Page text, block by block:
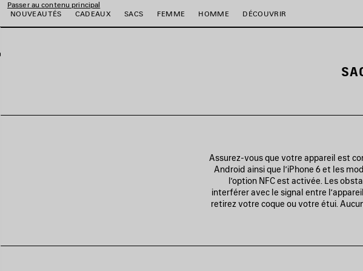
Passer au contenu principal
NOUVEAUTÉS
CADEAUX SACS FEMME HOMME DÉCOUVRIR
Assurez-vous que votre appareil est
Android ainsi que l’iPhone 6 et les
l’option NFC est activée. Les
interférer avec le signal entre
retirez votre coque ou votre étui.